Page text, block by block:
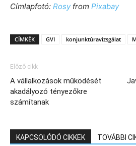
Címlapfotó: Rosyfrom Pixabay
CÍMKÉK GVI konjunktúravizsgálat
Előző cikk
A vállalkozások működését
akadályozó tényezőkre
számítanak
KAPCSOLÓDÓ CIKKEK TOVÁBBI